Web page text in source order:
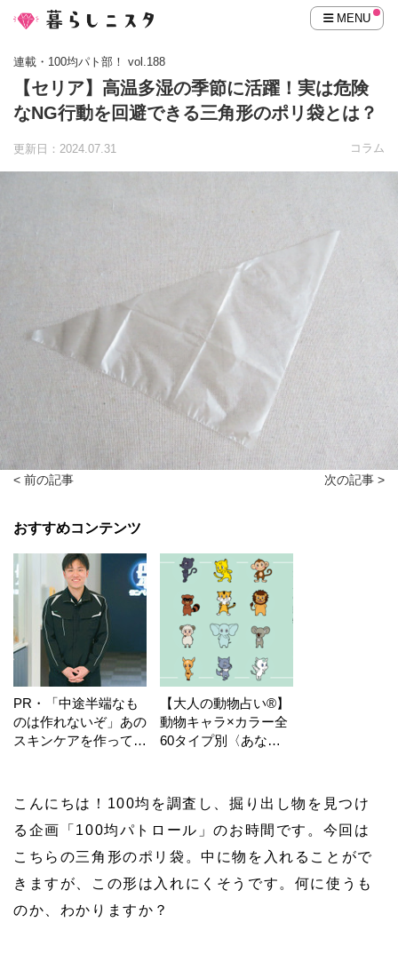
MENU
連載・100均パト部！ vol.188
【セリア】高温多湿の季節に活躍！実は危険
なNG行動を回避できる三角形のポリ袋とは？
更新日：2024.07.31 コラム
< 前の記事 次の記事 >
おすすめコンテンツ
PR・「中途半端なも
のは作れないぞ」あの
スキンケアを作ってい
【大人の動物占い®】
動物キャラ×カラー全
60タイプ別〈あなた
こんにちは！100均を調査し、掘り出し物を見つけ
る企画「100均パトロール」のお時間です。今回は
こちらの三角形のポリ袋。中に物を入れることがで
きますが、この形は入れにくそうです。何に使うも
のか、わかりますか？